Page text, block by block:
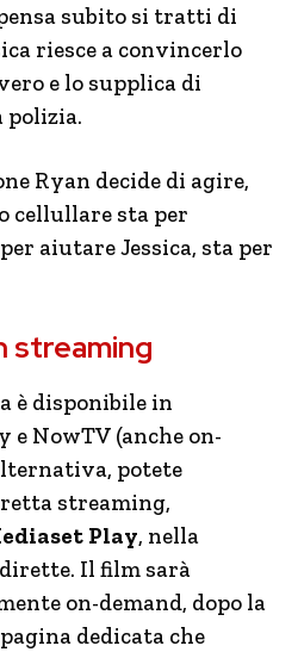
subito si tratti di
riesce a convincerlo
e lo supplica di
polizia.
Ryan decide di agire,
cellullare sta per
aiutare Jessica, sta per
streaming
è disponibile in
NowTV (anche on-
potete
streaming,
Play, nella
Il film sarà
on-demand, dopo la
dedicata che